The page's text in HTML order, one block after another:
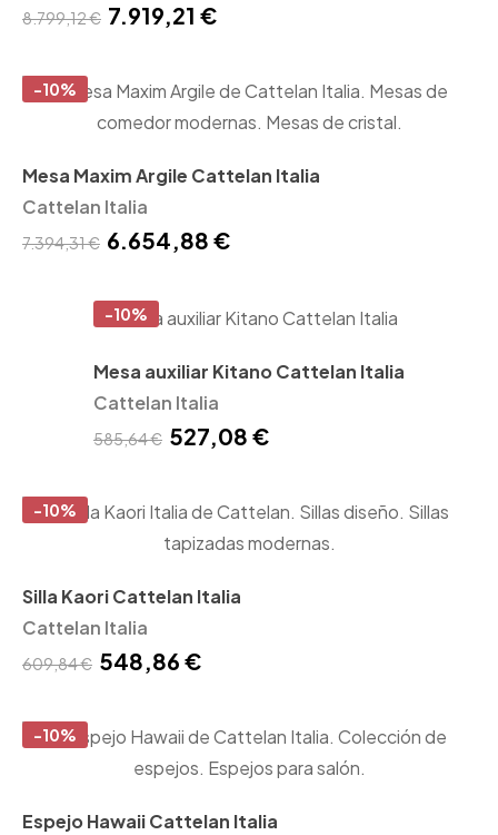
8.799,12 € 7.919,21 €
-10%
Mesa Maxim Argile Cattelan Italia
Cattelan Italia
7.394,31 € 6.654,88 €
-10%
Mesa auxiliar Kitano Cattelan Italia
Cattelan Italia
585,64 € 527,08 €
-10%
Silla Kaori Cattelan Italia
Cattelan Italia
609,84 € 548,86 €
-10%
Espejo Hawaii Cattelan Italia